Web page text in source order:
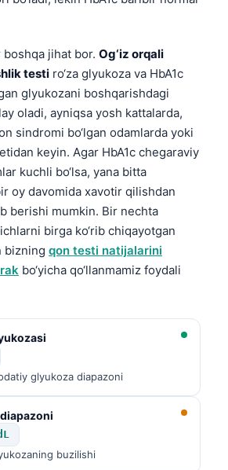
jihat bor. Og‘iz orqali
testi ro‘za glyukoza va HbA1c
glyukozani boshqarishdagi
oladi, ayniqsa yosh kattalarda,
sindromi bo‘lgan odamlarda yoki
keyin. Agar HbA1c chegaraviy
kuchli bo‘lsa, yana bitta
oy davomida xavotir qilishdan
berishi mumkin. Bir nechta
birga ko‘rib chiqayotgan
bizning qon testi natijalarini
bo‘yicha qo‘llanmamiz foydali
glyukoza diapazoni
buzilishi